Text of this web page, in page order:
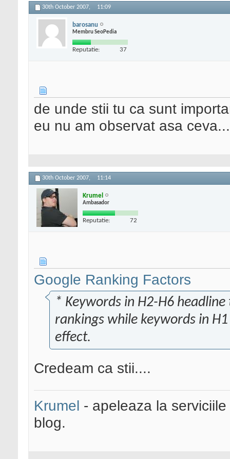
30th October 2007, 11:09
barosanu
Membru SeoPedia
Reputatie: 37
de unde stii tu ca sunt
eu nu am observat asa ceva...
30th October 2007, 11:14
Krumel
Ambasador
Reputatie: 72
Google Ranking Factors
* Keywords in H2-H6
rankings while keywords in
effect.
Credeam ca stii....
Krumel - apeleaza la
blog.